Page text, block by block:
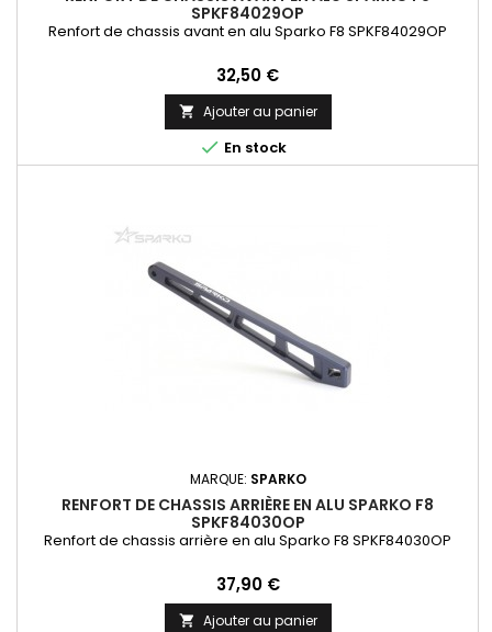
SPKF84029OP
Renfort de chassis avant en alu Sparko F8 SPKF84029OP
Prix
32,50 €
 Ajouter au panier
 En stock
MARQUE: SPARKO
RENFORT DE CHASSIS ARRIÈRE EN ALU SPARKO F8
SPKF84030OP
Renfort de chassis arrière en alu Sparko F8 SPKF84030OP
Prix
37,90 €
 Ajouter au panier